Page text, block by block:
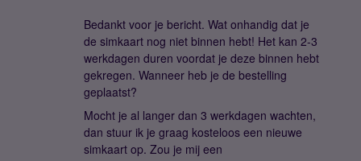
Bedankt voor je bericht. Wat onhandig dat je
de simkaart nog niet binnen hebt! Het kan 2-3
werkdagen duren voordat je deze binnen hebt
gekregen. Wanneer heb je de bestelling
geplaatst?
Mocht je al langer dan 3 werkdagen wachten,
dan stuur ik je graag kosteloos een nieuwe
simkaart op. Zou je mij een